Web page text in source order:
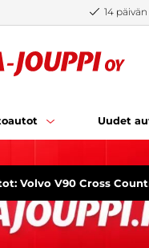
14
Uudet
Volvo V90 Cross